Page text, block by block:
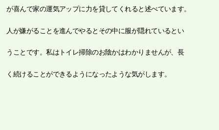
が喜んで家の運気アップに力を貸してくれると述べています。
人が嫌がることを進んでやるとその中に服が隠れているとい
うことです。私はトイレ掃除のお陰かはわかりませんが、長
く続けることができるようになったような気がします。